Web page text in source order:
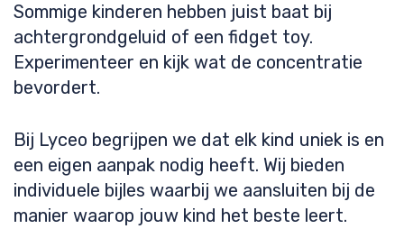
Sommige kinderen hebben juist baat bij
achtergrondgeluid of een fidget toy.
Experimenteer en kijk wat de concentratie
bevordert.
Bij Lyceo begrijpen we dat elk kind uniek is en
een eigen aanpak nodig heeft. Wij bieden
individuele bijles waarbij we aansluiten bij de
manier waarop jouw kind het beste leert.